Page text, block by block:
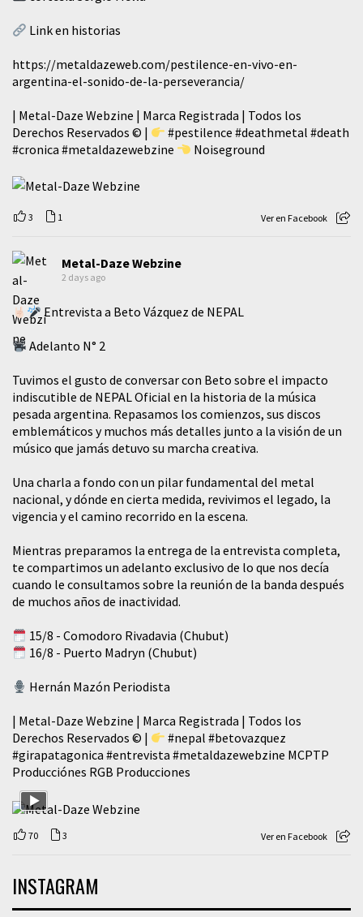
Link en historias
https://metaldazeweb.com/pestilence-en-vivo-en-
argentina-el-sonido-de-la-perseverancia/
| Metal-Daze Webzine | Marca Registrada | Todos los
Derechos Reservados © |
#pestilence #deathmetal #death
#cronica #metaldazewebzine Noiseground
3 1 Ver en Facebook
Metal-Daze Webzine
2 days ago
Entrevista a Beto Vázquez de NEPAL
Adelanto N° 2
Tuvimos el gusto de conversar con Beto sobre el impacto
indiscutible de NEPAL Oficial en la historia de la música
pesada argentina. Repasamos los comienzos, sus discos
emblemáticos y muchos más detalles junto a la visión de un
músico que jamás detuvo su marcha creativa.
​Una charla a fondo con un pilar fundamental del metal
nacional, y dónde en cierta medida, revivimos el legado, la
vigencia y el camino recorrido en la escena.
Mientras preparamos la entrega de la entrevista completa,
te compartimos un adelanto exclusivo de lo que nos decía
cuando le consultamos sobre la reunión de la banda después
de muchos años de inactividad.
15/8 - Comodoro Rivadavia (Chubut)
16/8 - Puerto Madryn (Chubut)
Hernán Mazón Periodista
| Metal-Daze Webzine | Marca Registrada | Todos los
Derechos Reservados © |
#nepal #betovazquez
#girapatagonica #entrevista #metaldazewebzine MCPTP
Producciónes RGB Producciones
70 3 Ver en Facebook
INSTAGRAM